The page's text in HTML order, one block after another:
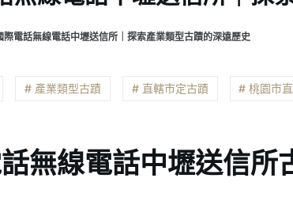
際電話無線電話中壢送信所｜探索產業類型古蹟的深遠歷史
# 產業類型古蹟 # 直轄市定古蹟 # 桃園市
無線電話中壢送信所